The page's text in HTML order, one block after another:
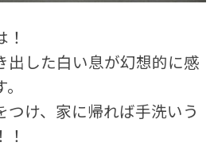
出した白い息が幻想的に感
つけ、家に帰れば手洗いう